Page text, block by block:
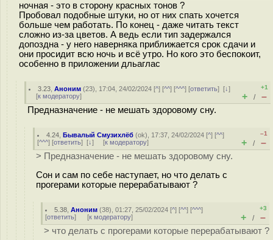
ночная - это в сторону красных тонов ?
Пробовал подобные штуки, но от них спать хочется
больше чем работать. По конец - даже читать текст
сложно из-за цветов. А ведь если тип задержался
допоздна - у него наверняка приближается срок сдачи и
они просидит всю ночь и всё утро. Но кого это беспокоит,
особенно в приложении дльаглас
3.23 ,Аноним (23), 17:04, 24/02/2024 [^] [^^] [^^^] [ответить][↓]
[к модератору]
+1
+ / –
Предназначение - не мешать здоровому сну.
4.24 ,Бывалый Смузихлёб (ok), 17:37, 24/02/2024 [^] [^^]
[^^^] [ответить] [↓] [к модератору]
–1
+ / –
> Предназначение - не мешать здоровому сну.
Сон и сам по себе наступает, но что делать с
прогерами которые перерабатывают ?
5.38 ,Аноним (38), 01:27, 25/02/2024 [^] [^^] [^^^]
[ответить] [к модератору]
+3
+ / –
> что делать с прогерами которые перерабатывают ?